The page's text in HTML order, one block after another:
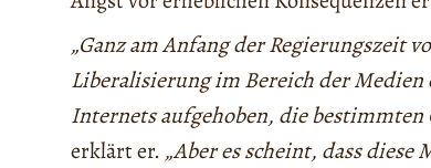
„Ganz am Anfang der Regierungszeit
Liberalisierung im Bereich der Medien
Internets aufgehoben, die bestimmten
erklärt er.„Aber es scheint, dass